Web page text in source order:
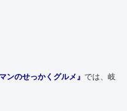
ンのせっかくグルメ』 では、岐